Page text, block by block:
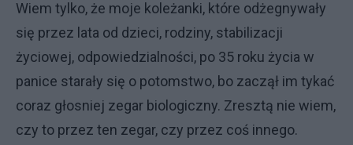
Wiem tylko, że moje koleżanki, które odżegnywały
się przez lata od dzieci, rodziny, stabilizacji
życiowej, odpowiedzialności, po 35 roku życia w
panice starały się o potomstwo, bo zaczął im tykać
coraz głosniej zegar biologiczny. Zresztą nie wiem,
czy to przez ten zegar, czy przez coś innego.